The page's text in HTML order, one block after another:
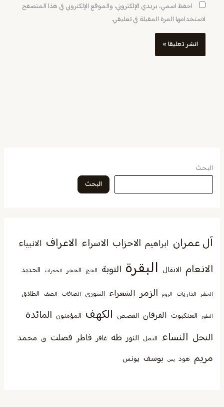
احفظ اسمي، بريدي الإلكتروني، والموقع الإلكتروني في هذا المتصفح
لاستخدامها المرة المقبلة في تعليقي.
البحث
البحث
آل عمران ابراهيم الاحزاب الاسراء الاعراف الانبياء
الانعام الانفال البقرة التوبة الحج الحجر الحجرات الحديد
الحشر الذاريات الروم الزمر الشعراء الشورى الصافات الصف الطلاق
الطور العنكبوت الفرقان القصص الكهف المؤمنون المائدة
النحل النساء النمل النور طه غافر فاطر فصلت ق محمد
مريم هود يس يوسف يونس